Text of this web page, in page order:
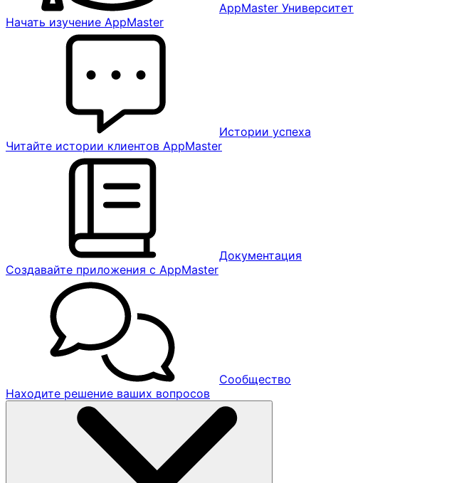
AppMaster Университет
Начать изучение AppMaster
Истории успеха
Читайте истории клиентов AppMaster
Документация
Создавайте приложения с AppMaster
Сообщество
Находите решение ваших вопросов